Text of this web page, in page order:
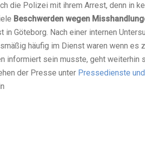
die Polizei mit ihrem Arrest, denn in
Beschwerden wegen
in Göteborg. Nach einer internen
häufig im Dienst waren wenn es
informiert sein musste, geht weiterhin
der Presse unter Pressedienste